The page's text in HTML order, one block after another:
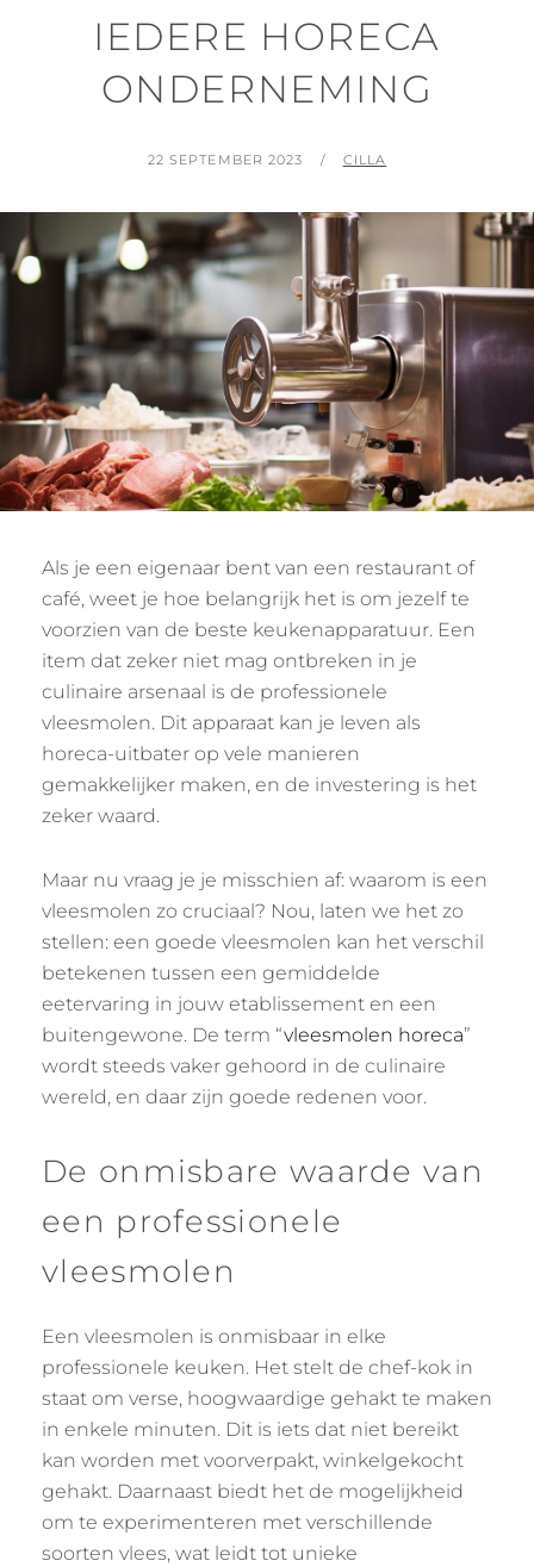
IEDERE HORECA
ONDERNEMING
POSTED
22 SEPTEMBER 2023 BY
CILLA
Als je een eigenaar bent van een restaurant of
café, weet je hoe belangrijk het is om jezelf te
voorzien van de beste keukenapparatuur. Een
item dat zeker niet mag ontbreken in je
culinaire arsenaal is de professionele
vleesmolen. Dit apparaat kan je leven als
horeca-uitbater op vele manieren
gemakkelijker maken, en de investering is het
zeker waard.
Maar nu vraag je je misschien af: waarom is een
vleesmolen zo cruciaal? Nou, laten we het zo
stellen: een goede vleesmolen kan het verschil
betekenen tussen een gemiddelde
eetervaring in jouw etablissement en een
buitengewone. De term “vleesmolen horeca”
wordt steeds vaker gehoord in de culinaire
wereld, en daar zijn goede redenen voor.
De onmisbare waarde van
een professionele
vleesmolen
Een vleesmolen is onmisbaar in elke
professionele keuken. Het stelt de chef-kok in
staat om verse, hoogwaardige gehakt te maken
in enkele minuten. Dit is iets dat niet bereikt
kan worden met voorverpakt, winkelgekocht
gehakt. Daarnaast biedt het de mogelijkheid
om te experimenteren met verschillende
soorten vlees, wat leidt tot unieke